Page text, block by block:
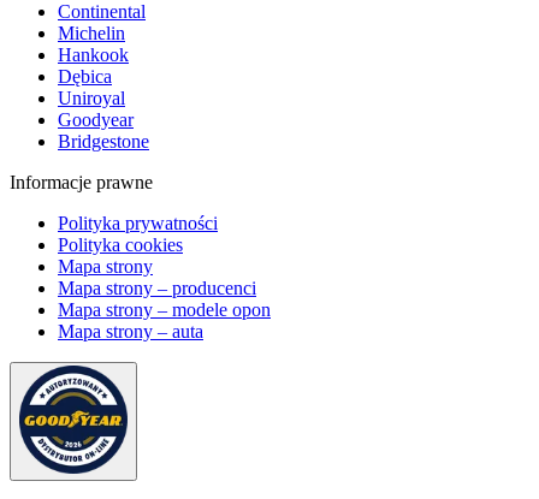
Continental
Michelin
Hankook
Dębica
Uniroyal
Goodyear
Bridgestone
Informacje prawne
Polityka prywatności
Polityka cookies
Mapa strony
Mapa strony – producenci
Mapa strony – modele opon
Mapa strony – auta